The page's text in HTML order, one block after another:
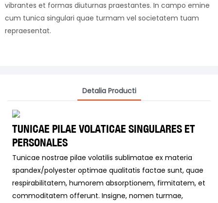
vibrantes et formas diuturnas praestantes. In campo emine
cum tunica singulari quae turmam vel societatem tuam
repraesentat.
Detalia Producti
TUNICAE PILAE VOLATICAE SINGULARES ET
PERSONALES
Tunicae nostrae pilae volatilis sublimatae ex materia
spandex/polyester optimae qualitatis factae sunt, quae
respirabilitatem, humorem absorptionem, firmitatem, et
commoditatem offerunt. Insigne, nomen turmae,